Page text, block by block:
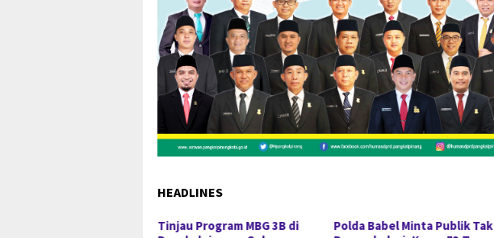
HEADLINES
Tinjau Program MBG 3B di
Polda Babel Minta Publik Tak